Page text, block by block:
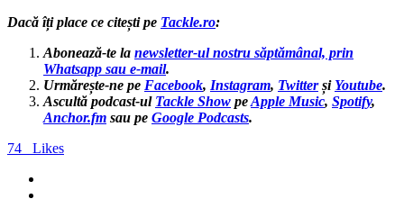
Dacă îți place ce citești pe Tackle.ro:
Abonează-te la newsletter-ul nostru săptămânal, prin
Whatsapp sau e-mail.
Urmărește-ne pe Facebook, Instagram, Twitterși Youtube.
Ascultă podcast-ul Tackle Show peApple Music, Spotify,
Anchor.fm sau pe Google Podcasts.
74
Likes